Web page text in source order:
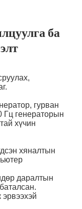
ба
гурван
Гц генераторын
хүчин
хяналтын
даралтын